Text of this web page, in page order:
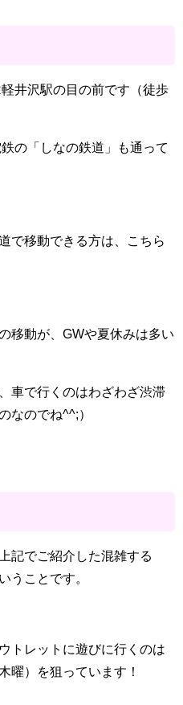
井沢駅の目の前です（徒歩
の「しなの鉄道」も通って
で移動できる方は、こちら
移動が、GWや夏休みは多い
車で行くのはわざわざ渋滞
なのでね^^;）
記でご紹介した混雑する
うことです。
トレットに遊びに行くのは
曜）を狙っています！